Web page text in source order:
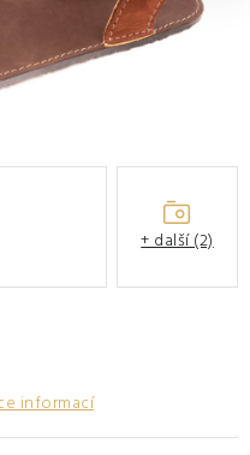
objednávka
informací
+ další (2)